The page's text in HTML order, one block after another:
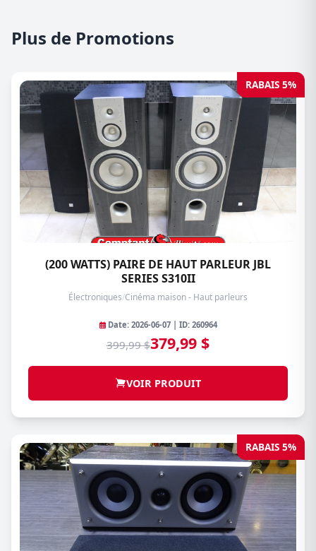
Plus de Promotions
RABAIS 5%
(200 WATTS) PAIRE DE HAUT PARLEUR JBL
SERIES S310II
Électroniques/Cinéma maison - Haut parleurs
Date: 2026-06-07 | ID: 260964
399,99 $379,99 $
VOIR PRODUIT
RABAIS 5%